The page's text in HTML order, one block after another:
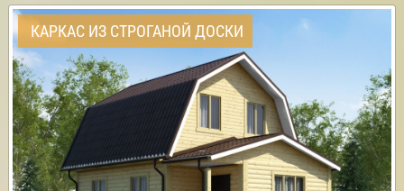
КАРКАС ИЗ СТРОГАНОЙ ДОСКИ